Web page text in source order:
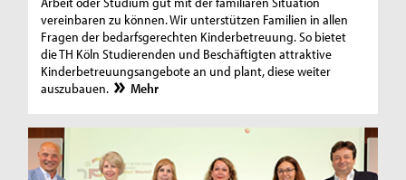
vereinbaren zu können. Wir unterstützen Familien in allen
Fragen der bedarfsgerechten Kinderbetreuung. So bietet
die TH Köln Studierenden und Beschäftigten attraktive
Kinderbetreuungsangebote an und plant, diese weiter
auszubauen.
Mehr